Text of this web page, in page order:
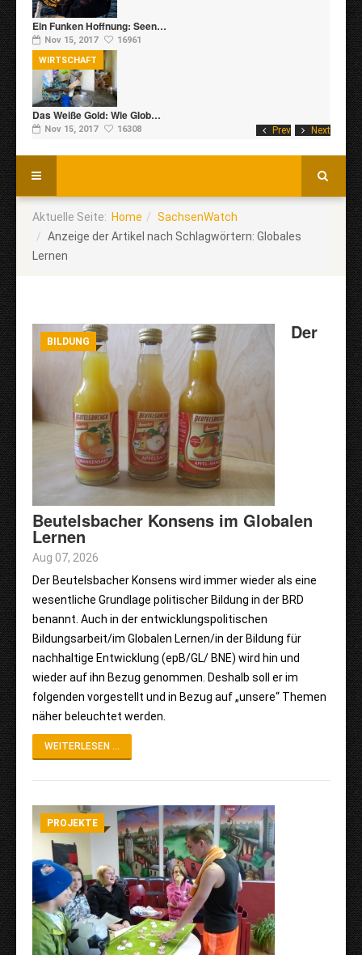
Prev Next
Ein Funken Hoffnung: Seen…
Nov 15, 2017 16961
Das Weiße Gold: Wie Glob…
Nov 15, 2017 16308
WIRTSCHAFT
Aktuelle Seite: Home
SachsenWatch
Anzeige der Artikel nach Schlagwörtern: Globales
Lernen
BILDUNG Der
Beutelsbacher Konsens im Globalen
Lernen
Aug 07, 2026
Der Beutelsbacher Konsens wird immer wieder als eine
wesentliche Grundlage politischer Bildung in der BRD
benannt. Auch in der entwicklungspolitischen
Bildungsarbeit/im Globalen Lernen/in der Bildung für
nachhaltige Entwicklung (epB/GL/ BNE) wird hin und
wieder auf ihn Bezug genommen. Deshalb soll er im
folgenden vorgestellt und in Bezug auf „unsere“ Themen
näher beleuchtet werden.
WEITERLESEN ...
PROJEKTE